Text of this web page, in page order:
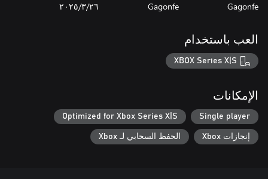
Gagonfe
Gagonfe ٢٦‏/٣‏/٢٠٢٥
العب باستخدام
XBOX Series X|S
الإمكانات
Single player
Optimized for Xbox Series X|S
إنجازات Xbox الحفظ السحابي لـ Xbox